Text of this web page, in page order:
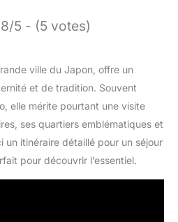
5 - (5 votes)
ville du Japon, offre un
et de tradition. Souvent
elle mérite pourtant une visite
ses quartiers emblématiques et
un itinéraire détaillé pour un séjour
pour découvrir l’essentiel.